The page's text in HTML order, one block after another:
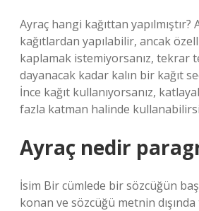
Ayraç hangi kağıttan
kağıtlardan yapılabilir, ancak
kaplamak istemiyorsanız, tekrar
dayanacak kadar kalın bir kağıt
İnce kağıt kullanıyorsanız,
fazla katman halinde
Ayraç nedir
İsim Bir cümlede bir sözcüğün
konan ve sözcüğü metnin